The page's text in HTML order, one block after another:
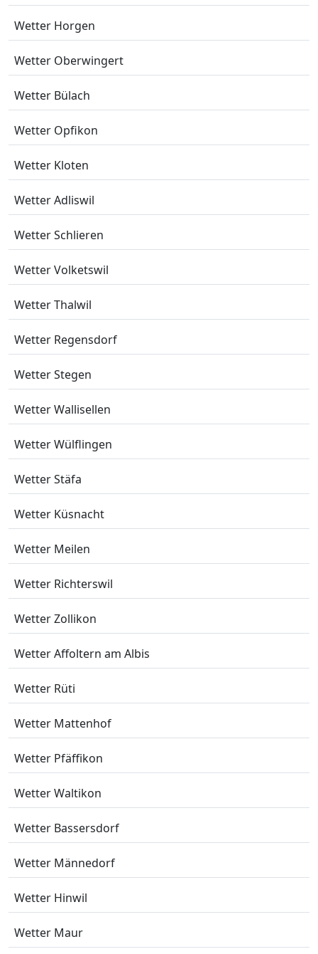
Wetter Horgen
Wetter Oberwingert
Wetter Bülach
Wetter Opfikon
Wetter Kloten
Wetter Adliswil
Wetter Schlieren
Wetter Volketswil
Wetter Thalwil
Wetter Regensdorf
Wetter Stegen
Wetter Wallisellen
Wetter Wülflingen
Wetter Stäfa
Wetter Küsnacht
Wetter Meilen
Wetter Richterswil
Wetter Zollikon
Wetter Affoltern am Albis
Wetter Rüti
Wetter Mattenhof
Wetter Pfäffikon
Wetter Waltikon
Wetter Bassersdorf
Wetter Männedorf
Wetter Hinwil
Wetter Maur